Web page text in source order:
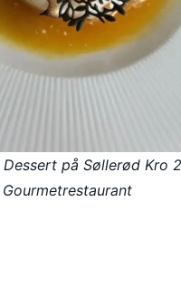
Dessert på Søllerød Kro